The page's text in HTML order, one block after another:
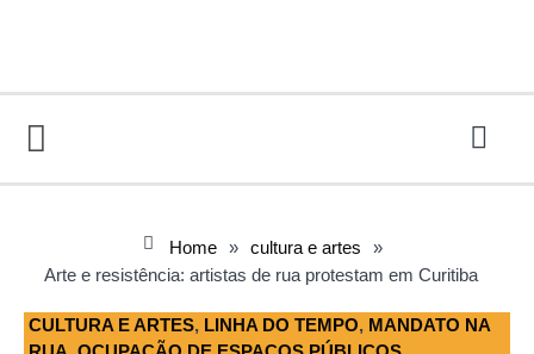
Home » cultura e artes
»
Arte e resistência: artistas de rua protestam em Curitiba
CULTURA E ARTES, LINHA DO TEMPO, MANDATO NA